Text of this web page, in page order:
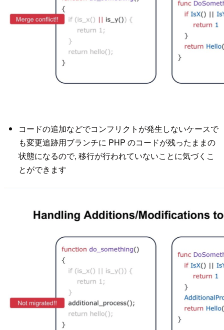
コードの追加などでコンフリクトが発生しないケースで
も変更追跡用ブランチに PHP のコードが残ったままの
状態になるので, 移行が行われていないことに気づくこ
とができます